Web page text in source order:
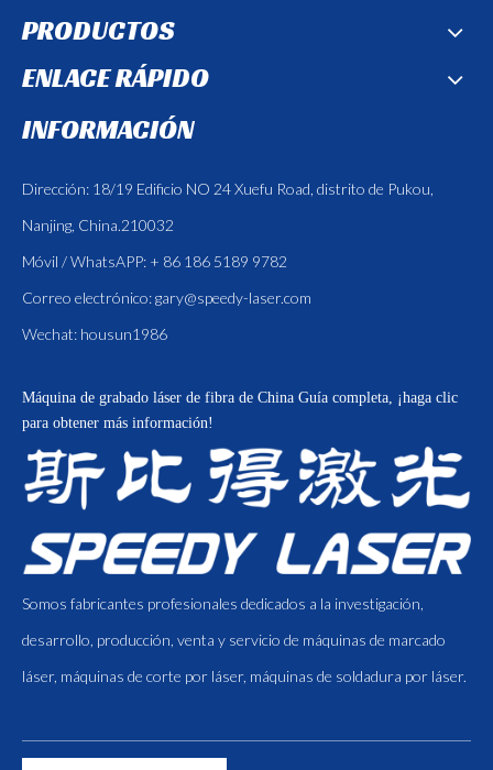
PRODUCTOS
ENLACE RÁPIDO
INFORMACIÓN
Dirección: 18/19 Edificio NO 24 Xuefu Road, distrito de Pukou,
Nanjing, China.210032
Móvil / WhatsAPP: + 86 186 5189 9782
Correo electrónico:gary@speedy-laser.com
Wechat: housun1986
Máquina de grabado láser de fibra de China Guía completa, ¡haga clic
para obtener más información!
Somos fabricantes profesionales dedicados a la investigación,
desarrollo, producción, venta y servicio de máquinas de marcado
láser, máquinas de corte por láser, máquinas de soldadura por láser.